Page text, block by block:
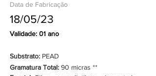
Data de Fabricação
18/05/23
Validade: 01 ano
Substrato: PEAD
Gramatura Total: 90 micras **